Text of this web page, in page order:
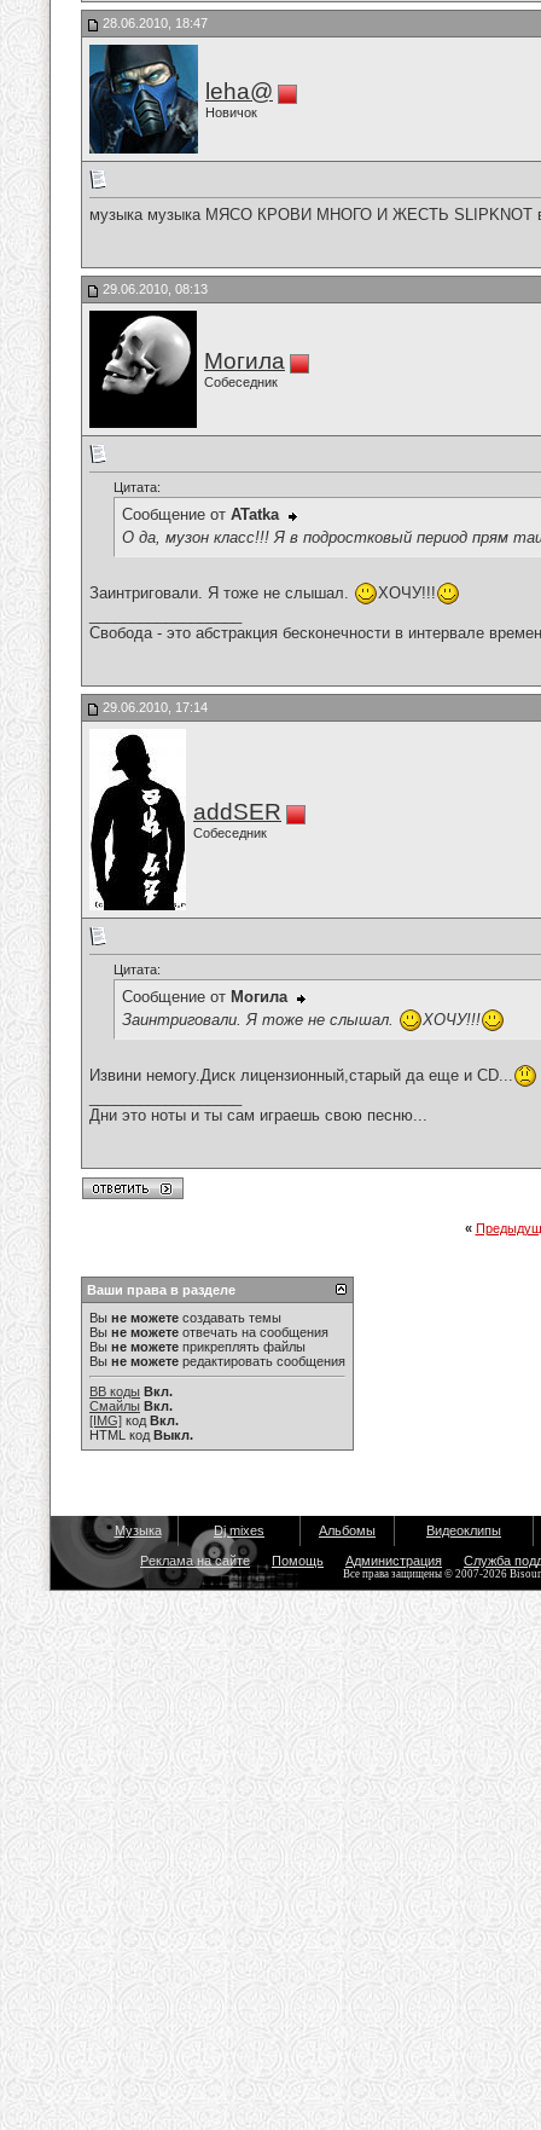
28.06.2010, 18:47
leha@
Новичок
музыка музыка МЯСО КРОВИ МНОГО И ЖЕСТЬ SLIPKNOT
29.06.2010, 08:13
Могила
Собеседник
Цитата:
Сообщение от ATatka
О да, музон класс!!! Я в подростковый период прям
Заинтриговали. Я тоже не слышал.
ХОЧУ!!!
Свобода - это абстракция бесконечности в интервале
29.06.2010, 17:14
addSER
Собеседник
Цитата:
Сообщение от Могила
Заинтриговали. Я тоже не слышал.
ХОЧУ!!!
Извини немогу.Диск лицензионный,старый да еще и CD...
Дни это ноты и ты сам играешь свою песню...
«
Ваши права в разделе
Вы не можете создавать темы
Вы не можете отвечать на сообщения
Вы не можете прикреплять файлы
Вы не можете редактировать сообщения
BB коды Вкл.
Смайлы Вкл.
[IMG] код Вкл.
HTML код Выкл.
Музыка Dj mixes Альбомы Видеоклипы
Реклама на сайте Помощь Администрация Служба
Все права защищены © 2007-2026